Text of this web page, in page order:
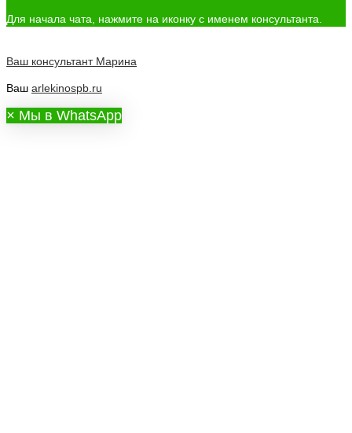
Для начала чата, нажмите на иконку с именем консультанта.
Ваш консультант Марина
Ваш arlekinospb.ru
× Мы в WhatsApp